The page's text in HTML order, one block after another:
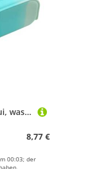
Lerpwige Silikon-Stiftetui, wasserabweisend, großes Fassungsvermögen, Reise-Stift-Organizer, Schule, Büro, Spplies, Klassenzimmer, Farbverlauf, Smaragd
8,77 €
00:03; der